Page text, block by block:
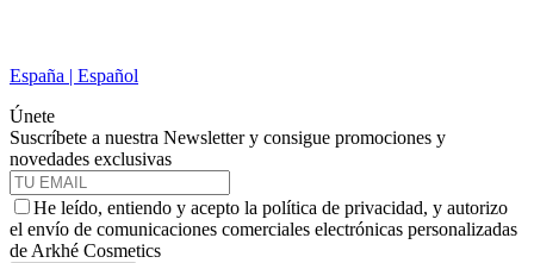
España | Español
Únete
Suscríbete a nuestra Newsletter y consigue promociones y
novedades exclusivas
He leído, entiendo y acepto la política de privacidad, y autorizo
el envío de comunicaciones comerciales electrónicas personalizadas
de Arkhé Cosmetics